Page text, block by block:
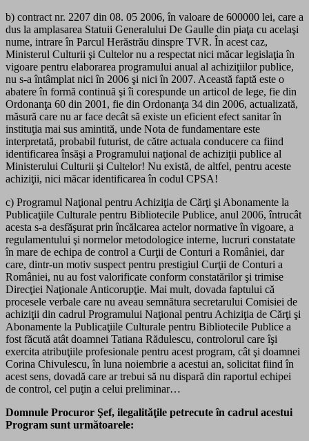
b) contract nr. 2207 din 08. 05 2006, în valoare de 600000 lei, care a
dus la amplasarea Statuii Generalului De Gaulle din piaţa cu acelaşi
nume, intrare în Parcul Herăstrău dinspre TVR. În acest caz,
Ministerul Culturii şi Cultelor nu a respectat nici măcar legislaţia în
vigoare pentru elaborarea programului anual al achiziţiilor publice,
nu s-a întâmplat nici în 2006 şi nici în 2007. Această faptă este o
abatere în formă continuă şi îi corespunde un articol de lege, fie din
Ordonanţa 60 din 2001, fie din Ordonanţa 34 din 2006, actualizată,
măsură care nu ar face decât să existe un eficient efect sanitar în
instituţia mai sus amintită, unde Nota de fundamentare este
interpretată, probabil futurist, de către actuala conducere ca fiind
identificarea însăşi a Programului naţional de achiziţii publice al
Ministerului Culturii şi Cultelor! Nu există, de altfel, pentru aceste
achiziţii, nici măcar identificarea în codul CPSA!
c) Programul Naţional pentru Achiziţia de Cărţi şi Abonamente la
Publicaţiile Culturale pentru Bibliotecile Publice, anul 2006, întrucât
acesta s-a desfăşurat prin încălcarea actelor normative în vigoare, a
regulamentului şi normelor metodologice interne, lucruri constatate
în mare de echipa de control a Curţii de Conturi a României, dar
care, dintr-un motiv suspect pentru prestigiul Curţii de Conturi a
României, nu au fost valorificate conform constatărilor şi trimise
Direcţiei Naţionale Anticorupţie. Mai mult, dovada faptului că
procesele verbale care nu aveau semnătura secretarului Comisiei de
achiziţii din cadrul Programului Naţional pentru Achiziţia de Cărţi şi
Abonamente la Publicaţiile Culturale pentru Bibliotecile Publice a
fost făcută atât doamnei Tatiana Rădulescu, controlorul care îşi
exercita atribuţiile profesionale pentru acest program, cât şi doamnei
Corina Chivulescu, în luna noiembrie a acestui an, solicitat fiind în
acest sens, dovadă care ar trebui să nu dispară din raportul echipei
de control, cel puţin a celui preliminar…
Domnule Procuror Şef, ilegalităţile petrecute în cadrul acestui
Program sunt următoarele: